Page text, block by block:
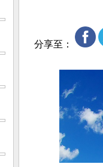
分享至：